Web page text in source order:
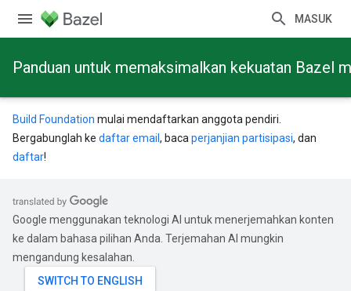
MASUK
Panduan untuk memaksimalkan kekuatan Bazel
Build Foundation mulai mendaftarkan anggota pendiri.
Bergabunglah ke daftar email , baca perjanjian partisipasi, dan
daftar!
Google menggunakan teknologi AI untuk menerjemahkan konten
ke dalam bahasa pilihan Anda. Terjemahan AI mungkin
mengandung kesalahan.